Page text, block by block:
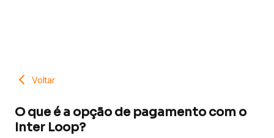
Voltar
O que é a opção de pagamento com o
Inter Loop?